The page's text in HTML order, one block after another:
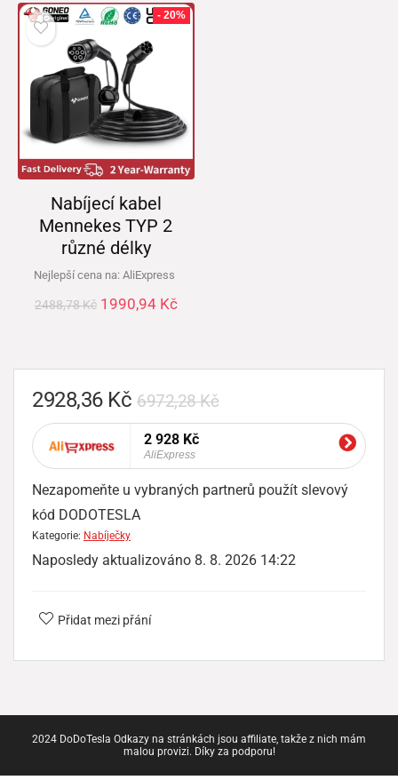
- 20%
Nabíjecí kabel
Mennekes TYP 2
různé délky
Nejlepší cena na: AliExpress
2488,78Kč 1990,94 Kč
6972,28Kč
2928,36 Kč
2 928 Kč
AliExpress
Nezapomeňte u vybraných partnerů použít slevový
kód DODOTESLA
Kategorie: Nabíječky
Naposledy aktualizováno 8. 8. 2026 14:22
Přidat mezi přání
2024 DoDoTesla Odkazy na stránkách jsou affiliate, takže z nich mám
malou provizi. Díky za podporu!